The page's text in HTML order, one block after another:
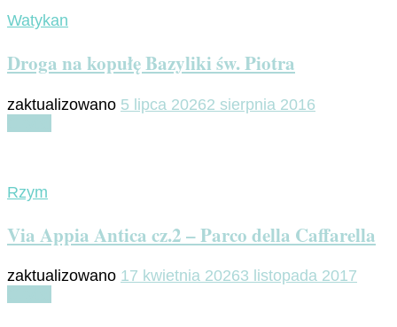
Watykan
Droga na kopułę Bazyliki św. Piotra
zaktualizowano 5 lipca 20262 sierpnia 2016
Rzym
Via Appia Antica cz.2 – Parco della Caffarella
zaktualizowano 17 kwietnia 20263 listopada 2017